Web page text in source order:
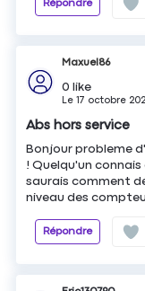
Répondre
Maxuel86
0 like
Le17 octobre
Abs hors service
Bonjour probleme
! Quelqu'un
saurais comment
niveau des
Répondre